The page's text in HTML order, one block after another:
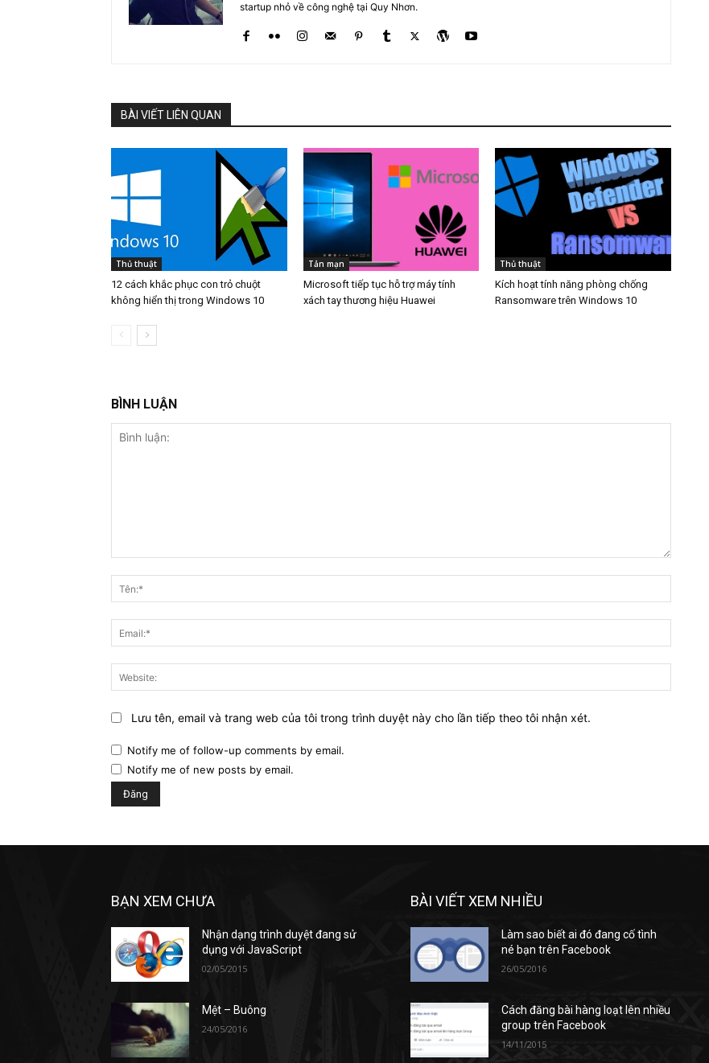
startup nhỏ về công nghệ tại Quy Nhơn.
BÀI VIẾT LIÊN QUAN
Thủ thuật
12 cách khắc phục con trỏ chuột
không hiển thị trong Windows 10
Tản mạn
Microsoft tiếp tục hỗ trợ máy tính
xách tay thương hiệu Huawei
Thủ thuật
Kích hoạt tính năng phòng chống
Ransomware trên Windows 10
BÌNH LUẬN
luận:
Lưu tên, email và trang web của tôi trong trình duyệt này cho lần tiếp theo tôi nhận xét.
Notify me of follow-up comments by email.
Notify me of new posts by email.
BẠN XEM CHƯA
Nhận dạng trình duyệt đang sử
dụng với JavaScript
02/05/2015
Mệt – Buông
24/05/2016
BÀI VIẾT XEM NHIỀU
Làm sao biết ai đó đang cố tình
né bạn trên Facebook
26/05/2016
Cách đăng bài hàng loạt lên nhiều
group trên Facebook
14/11/2015